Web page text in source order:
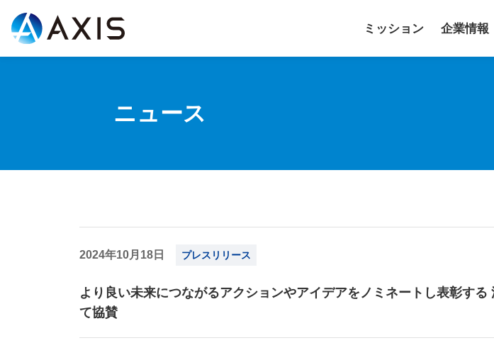
ミッション 企業情報
ニュース
2024年10月18日 プレスリリース
より良い未来につながるアクションやアイデアをノミネートし表彰す
て協賛